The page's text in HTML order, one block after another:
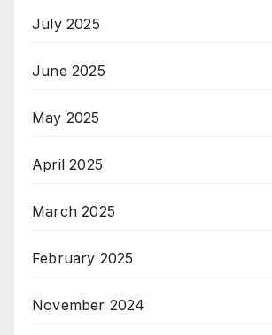
July 2025
June 2025
May 2025
April 2025
March 2025
February 2025
November 2024